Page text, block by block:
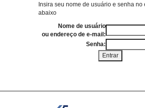
Insira seu nome de usuário e senha no
abaixo
Nome de usuário
ou endereço de e-mail:
Senha: